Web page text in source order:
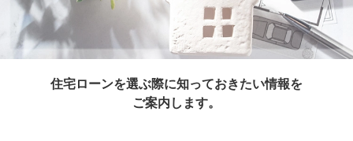
住宅ローンを選ぶ際に知っておきたい情報を
ご案内します。